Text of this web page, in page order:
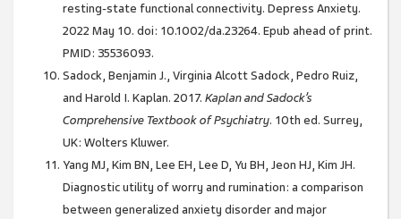
resting-state functional connectivity. Depress Anxiety.
2022 May 10. doi: 10.1002/da.23264. Epub ahead of print.
PMID: 35536093.
Sadock, Benjamin J., Virginia Alcott Sadock, Pedro Ruiz,
and Harold I. Kaplan. 2017. Kaplan and Sadock’s
Comprehensive Textbook of Psychiatry. 10th ed. Surrey,
UK: Wolters Kluwer.
Yang MJ, Kim BN, Lee EH, Lee D, Yu BH, Jeon HJ, Kim JH.
Diagnostic utility of worry and rumination: a comparison
between generalized anxiety disorder and major